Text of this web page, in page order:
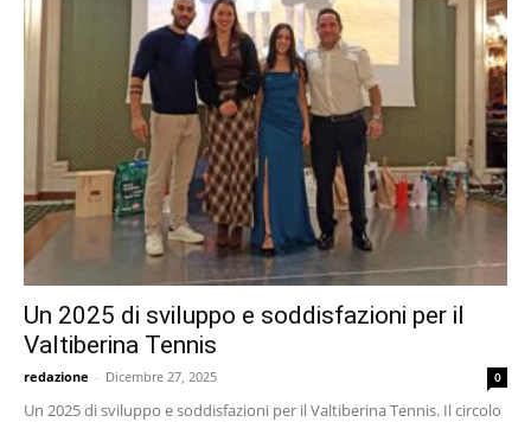
Un 2025 di sviluppo e soddisfazioni per il
Valtiberina Tennis
redazione - Dicembre 27, 2025 0
Un 2025 di sviluppo e soddisfazioni per il Valtiberina Tennis. Il circolo